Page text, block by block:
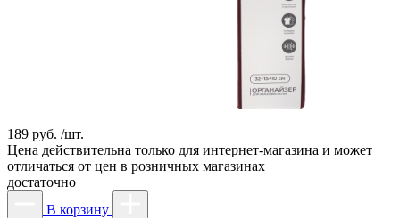
189 руб. /шт.
Цена действительна только для интернет-магазина и может
отличаться от цен в розничных магазинах
достаточно
В корзину